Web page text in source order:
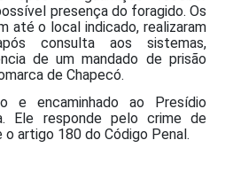
até o local indicado, realizaram
consulta aos sistemas,
de um mandado de prisão
de Chapecó.
encaminhado ao Presídio
Ele responde pelo crime de
artigo 180 do Código Penal.